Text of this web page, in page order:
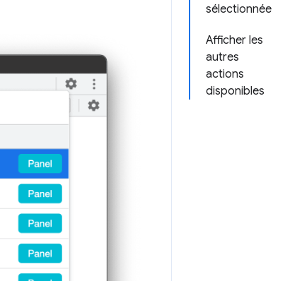
sélectionnée
Afficher les
autres
actions
disponibles